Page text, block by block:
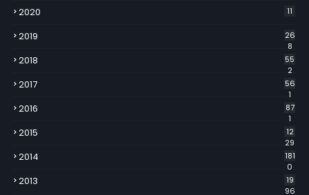
2020 11
2019
26
8
2018
55
2
2017
56
1
2016
87
1
2015
12
29
2014
181
0
2013
19
96